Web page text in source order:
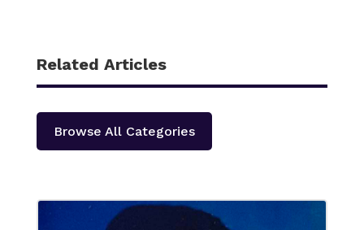
Related Articles
Browse All Categories